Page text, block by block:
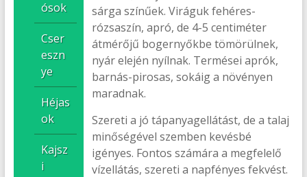
sárga színűek. Viráguk fehéres-
rózsaszín, apró, de 4-5 centiméter
átmérőjű bogernyőkbe tömörülnek,
nyár elején nyílnak. Termései aprók,
barnás-pirosas, sokáig a növényen
maradnak.
Szereti a jó tápanyagellátást, de a talaj
minőségével szemben kevésbé
igényes. Fontos számára a megfelelő
vízellátás, szereti a napfényes fekvést.
ósok
Cser
eszn
ye
Héjas
ok
Kajsz
i